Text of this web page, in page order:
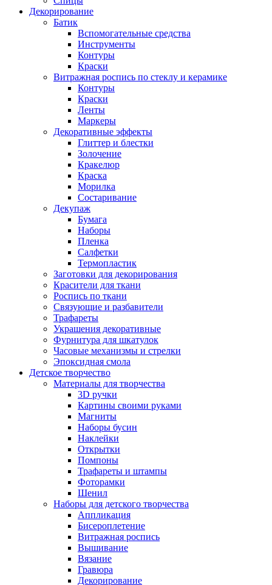
Декорирование
Батик
Вспомогательные средства
Инструменты
Контуры
Краски
Витражная роспись по стеклу и керамике
Контуры
Краски
Ленты
Маркеры
Декоративные эффекты
Глиттер и блестки
Золочение
Кракелюр
Краска
Морилка
Состаривание
Декупаж
Бумага
Наборы
Пленка
Салфетки
Термопластик
Заготовки для декорирования
Красители для ткани
Роспись по ткани
Связующие и разбавители
Трафареты
Украшения декоративные
Фурнитура для шкатулок
Часовые механизмы и стрелки
Эпоксидная смола
Детское творчество
Материалы для творчества
3D ручки
Картины своими руками
Магниты
Наборы бусин
Наклейки
Открытки
Помпоны
Трафареты и штампы
Фоторамки
Шенил
Наборы для детского творчества
Аппликация
Бисероплетение
Витражная роспись
Вышивание
Вязание
Гравюра
Декорирование